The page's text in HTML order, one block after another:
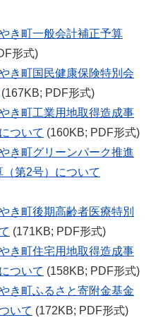
き町一般会計補正予算
形式)
き町国民健康保険特別会
(167KB; PDF形式)
き町工業用地取得造成事
ついて (160KB; PDF形式)
き町グリーンパーク推進
第2号）について
町後期高齢者医療特別
(171KB; PDF形式)
き町住宅用地取得造成事
ついて (158KB; PDF形式)
き町ふるさと寄附金基金
いて (172KB; PDF形式)